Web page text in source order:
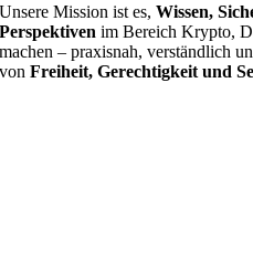
Unsere Mission ist es,Wissen,
Perspektiven im Bereich Krypto,
machen – praxisnah, verständlich
vonFreiheit, Gerechtigkeit und